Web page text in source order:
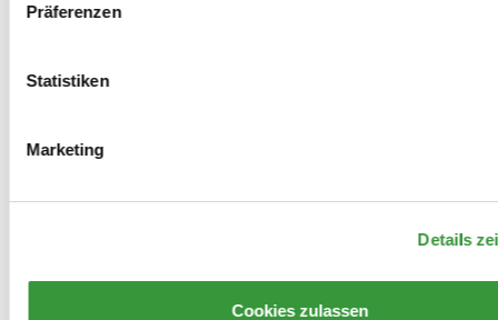
Präferenzen
Statistiken
Marketing
Details
Cookies zulassen
"Festakt zum 125. Geburtstag von
Bertolt Brecht: Bert’s Birthday Bash"